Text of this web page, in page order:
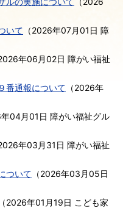
いて （2026年07月01日 障
年06月02日 障がい福祉
番通報について （2026年
04月01日 障がい福祉グル
年03月31日 障がい福祉
ついて （2026年03月05日
（2026年01月19日 こども家